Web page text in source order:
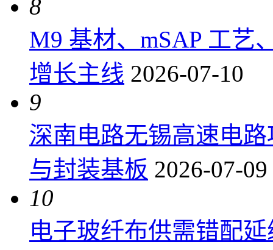
8
M9 基材、mSAP 工艺
增长主线 2026-07-10
9
深南电路无锡高速电
与封装基板 2026-07-09
10
电子玻纤布供需错配